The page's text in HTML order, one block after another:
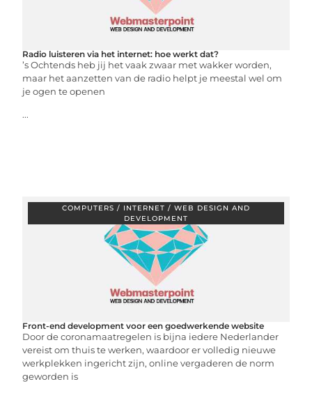
Radio luisteren via het internet: hoe werkt dat?
’s Ochtends heb jij het vaak zwaar met wakker worden,
maar het aanzetten van de radio helpt je meestal wel om
je ogen te openen
...
COMPUTERS / INTERNET / WEB DESIGN AND
DEVELOPMENT
Front-end development voor een goedwerkende website
Door de coronamaatregelen is bijna iedere Nederlander
vereist om thuis te werken, waardoor er volledig nieuwe
werkplekken ingericht zijn, online vergaderen de norm
geworden is